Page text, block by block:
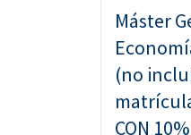
Máster
(no
CON